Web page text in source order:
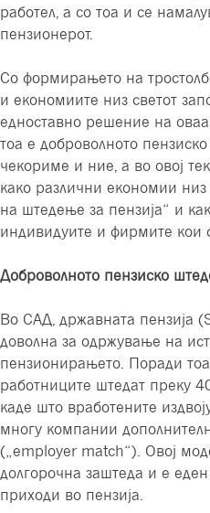
работел, а со тоа и се
пензионерот.
Со формирањето на
и економиите низ светот
едноставно решение на
тоа е доброволното
чекориме и ние, а во овој
како различни економии низ
на штедење за пензија“ и
индивидуите и фирмите кои
Доброволното пензиско
Во САД, државната пензија
доволна за одржување на
пензионирањето. Поради
работниците штедат преку
каде што вработените
многу компании
(„employer match“). Овој
долгорочна заштеда и е
приходи во пензија.